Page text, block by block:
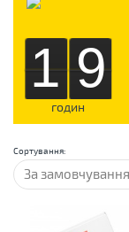
19
годин
Сортування: